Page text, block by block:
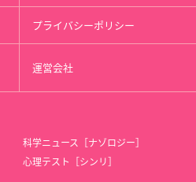
プライバシーポリシー
運営会社
科学ニュース［ナゾロジー］
心理テスト［シンリ］